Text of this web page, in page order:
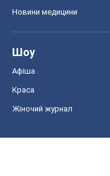
Новини медицини
Шоу
Афіша
Краса
Жіночий журнал